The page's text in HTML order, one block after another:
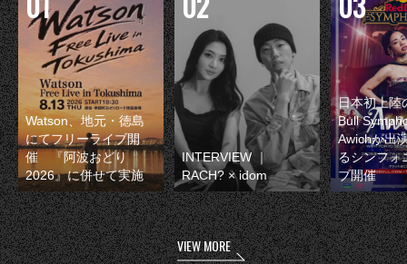
Watson、地元・徳島
にてフリーライブ開
催 『阿波おどり
2026』に併せて実施
INTERVIEW ｜
RACH? × idom
日本初上陸
Bull
Awichが出
るシンフォ
ブ開催
VIEW MORE